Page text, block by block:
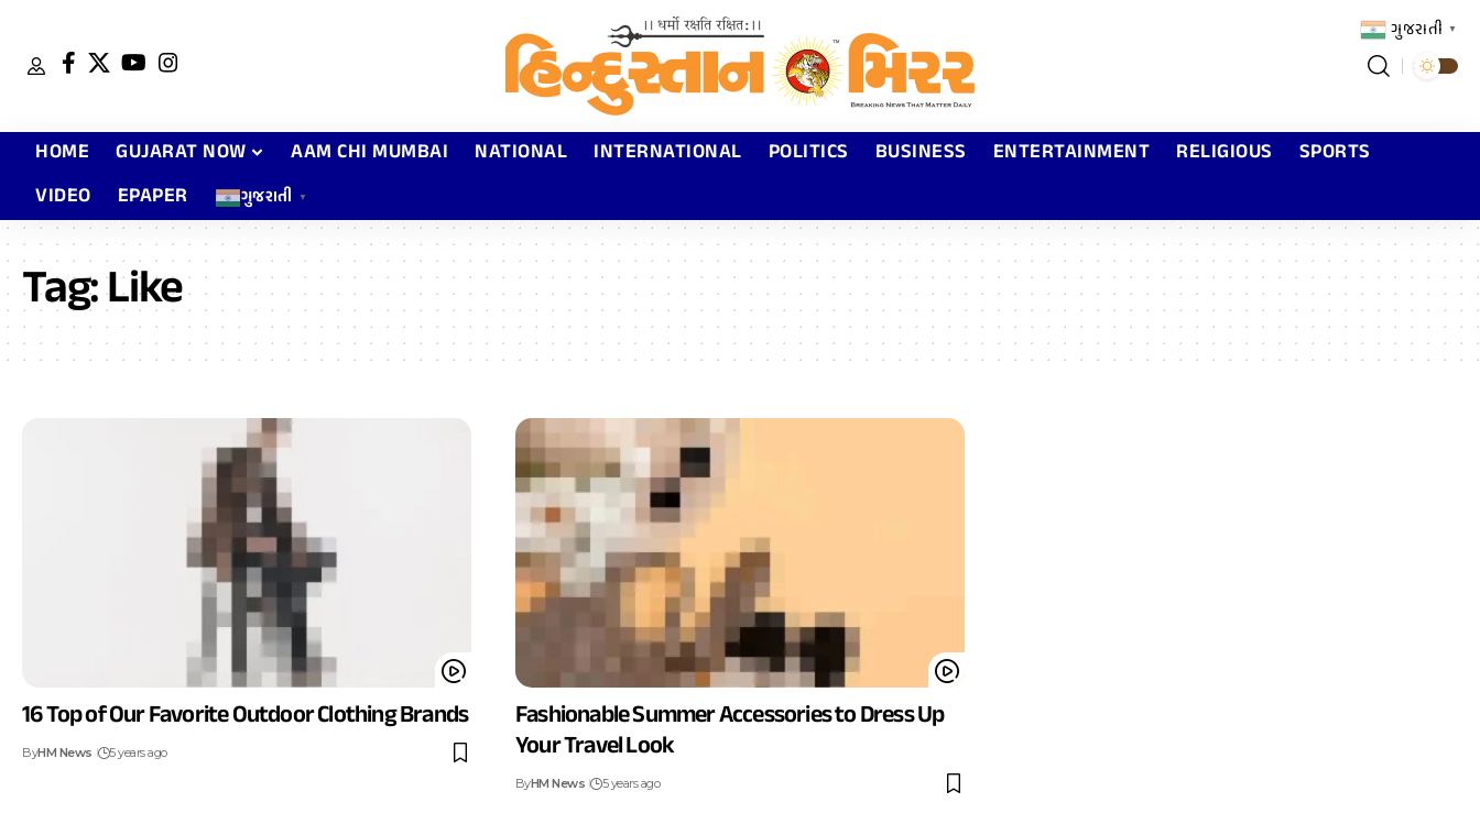
HOME GUJARAT NOW AAM CHI MUMBAI NATIONAL INTERNATIONAL POLITICS BUSINESS ENTERTAINMENT RELIGIOUS
SPORTS
VIDEO
EPAPER ગુજરાતી ▼
Tag:Like
16 Top of Our Favorite Outdoor Clothing Brands
ByHM News 5 years ago
Fashionable Summer Accessories to Dress Up
Your Travel Look
ByHM News 5 years ago
ગુજરાતી ▼